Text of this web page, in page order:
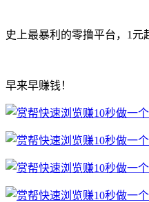
史上最暴利的零撸平台，1元
早来早赚钱！